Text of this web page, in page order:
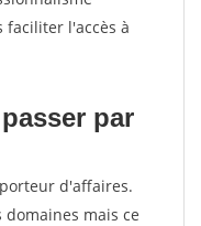
faciliter l'accès à
par
d'affaires.
mais ce